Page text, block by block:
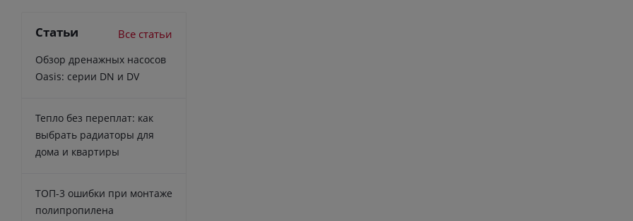
Статьи Все статьи
Обзор дренажных насосов
Oasis: серии DN и DV
Тепло без переплат: как
выбрать радиаторы для
дома и квартиры
ТОП-3 ошибки при монтаже
полипропилена